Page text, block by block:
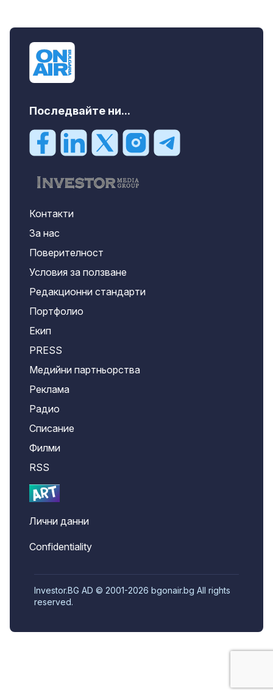
Последвайте ни...
Контакти
За нас
Поверителност
Условия за ползване
Редакционни стандарти
Портфолио
Екип
PRESS
Медийни партньорства
Реклама
Радио
Списание
Филми
RSS
Лични данни
Confidentiality
Investor.BG AD © 2001-2026 bgonair.bg All rights
reserved.